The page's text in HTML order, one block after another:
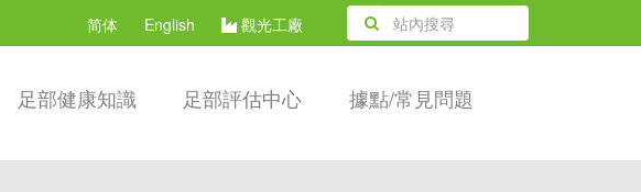
简体 English 觀光工廠
足部健康知識 足部評估中心 據點/常見問題